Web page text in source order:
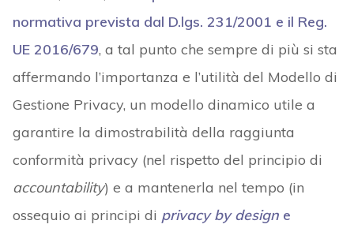
normativa prevista dal D.lgs. 231/2001 e il Reg.
UE 2016/679, a tal punto che sempre di più si sta
affermando l’importanza e l’utilità del Modello di
Gestione Privacy, un modello dinamico utile a
garantire la dimostrabilità della raggiunta
conformità privacy (nel rispetto del principio di
accountability) e a mantenerla nel tempo (in
ossequio ai principi di privacy by design e